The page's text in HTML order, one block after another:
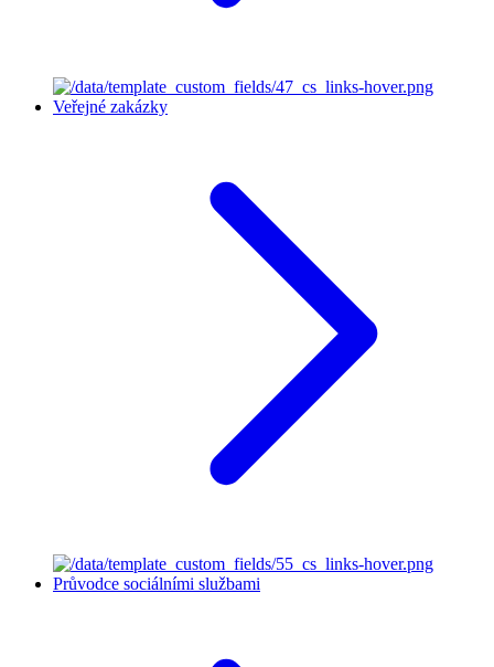
Veřejné zakázky
Průvodce sociálními službami